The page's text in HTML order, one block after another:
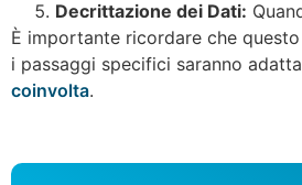
Decrittazione dei Dati:
È importante ricordare che
i passaggi specifici saranno
coinvolta.